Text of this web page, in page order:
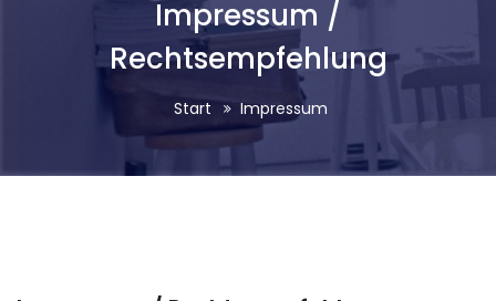
Impressum /
Rechtsempfehlung
Start Impressum